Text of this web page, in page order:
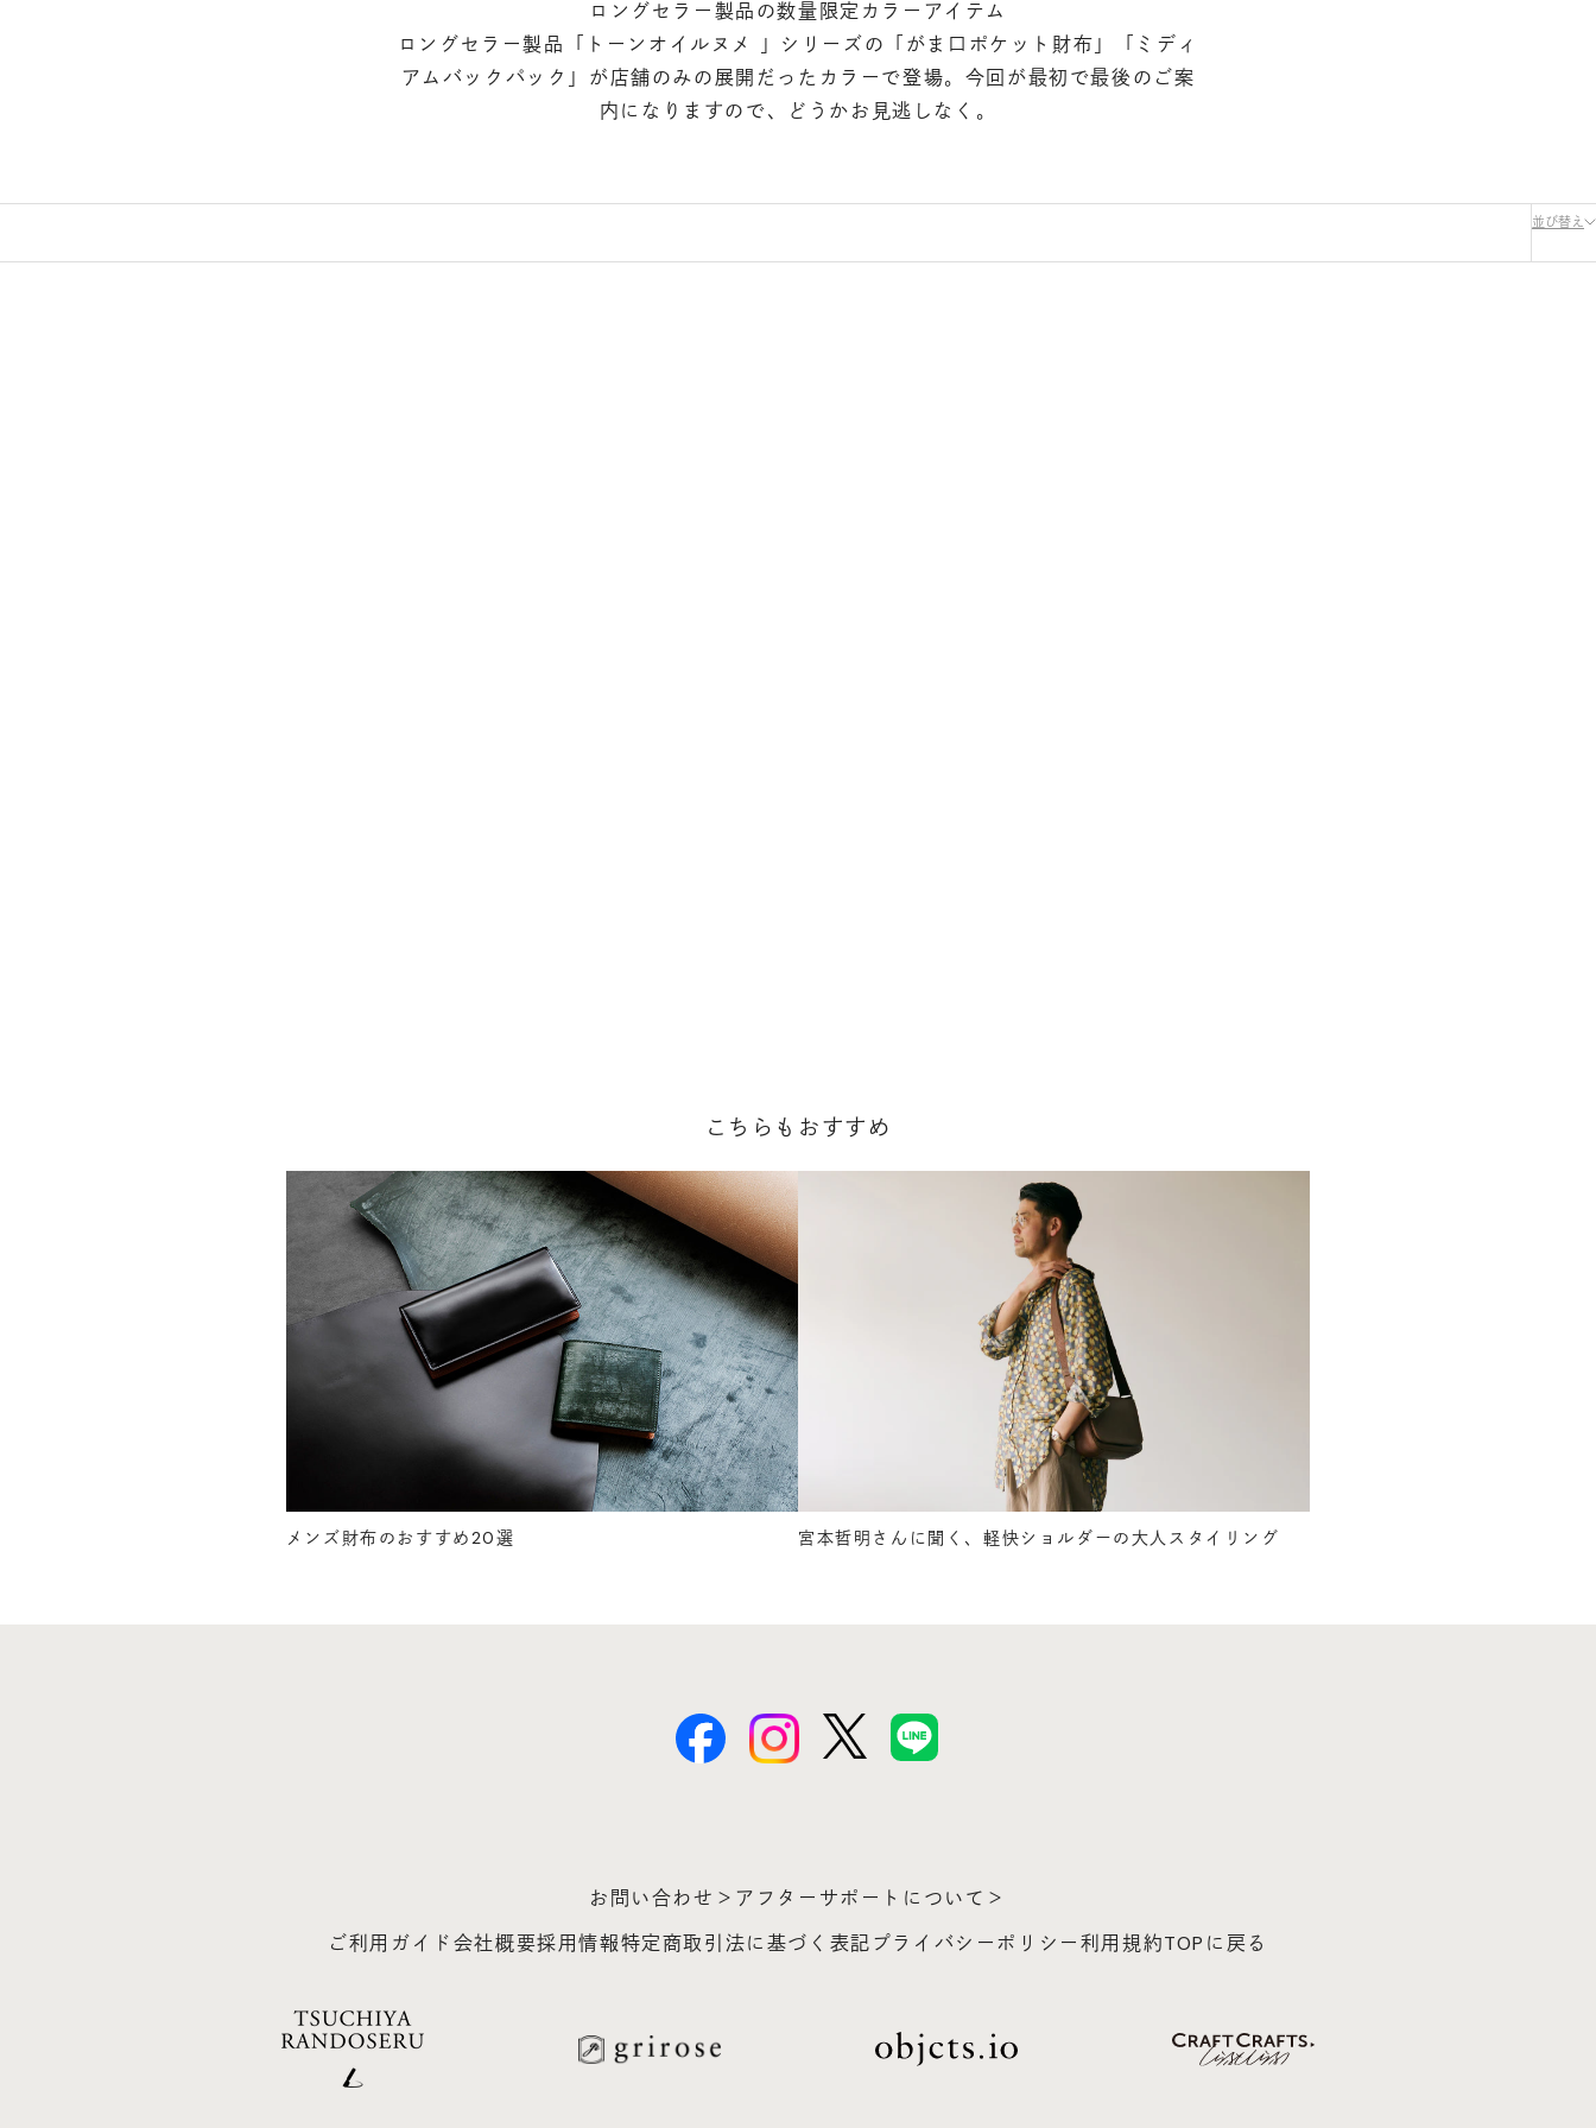
ロングセラー製品の数量限定カラーアイテム
ロングセラー製品「トーンオイルヌメ 」シリーズの「がま口ポケット財布」「ミディ
アムバックパック」が店舗のみの展開だったカラーで登場。今回が最初で最後のご案
内になりますので、どうかお見逃しなく。
並び替え
こちらもおすすめ
メンズ財布のおすすめ20選 宮本哲明さんに聞く、軽快ショルダーの大人スタイリング
お問い合わせ＞ アフターサポートについて＞
ご利用ガイド会社概要採用情報特定商取引法に基づく表記プライバシーポリシー利用規約TOPに戻る